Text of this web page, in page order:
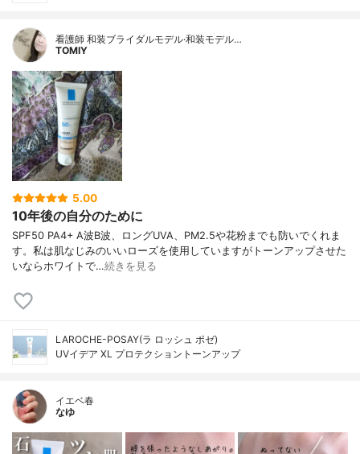
看護師 和装ブライダルモデル·和装モデル…
TOMIY
5.00
10年後の自分のために
SPF50 PA4+ A波B波、ロングUVA、PM2.5や花粉までも防いでくれま
す。私は肌なじみのいいローズを使用していますがトーンアップさせた
いならホワイトで…続きを見る
LAROCHE-POSAY(ラ ロッシュ ポゼ)
UVイデア XL プロテクショントーンアップ
イエベ春
なゆ